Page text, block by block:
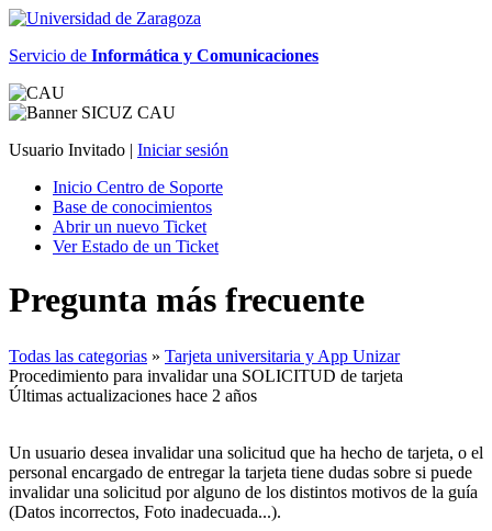
Servicio de Informática y Comunicaciones
Usuario Invitado | Iniciar sesión
Inicio Centro de Soporte
Base de conocimientos
Abrir un nuevo Ticket
Ver Estado de un Ticket
Pregunta más frecuente
Todas las categorias » Tarjeta universitaria y App Unizar
Procedimiento para invalidar una SOLICITUD de tarjeta
Últimas actualizaciones hace 2 años
Un usuario desea invalidar una solicitud que ha hecho de tarjeta, o el
personal encargado de entregar la tarjeta tiene dudas sobre si puede
invalidar una solicitud por alguno de los distintos motivos de la guía
(Datos incorrectos, Foto inadecuada...).